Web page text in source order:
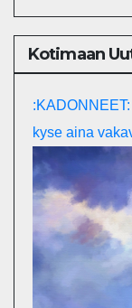
Kotimaan
kyse aina